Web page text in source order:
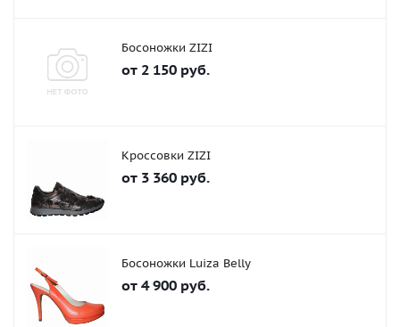
Босоножки ZIZI
от 2 150 руб.
Кроссовки ZIZI
от 3 360 руб.
Босоножки Luiza Belly
от 4 900 руб.